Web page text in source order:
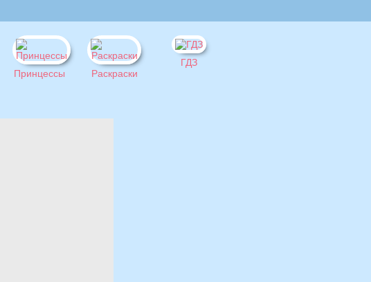
Принцессы Раскраски
ГДЗ